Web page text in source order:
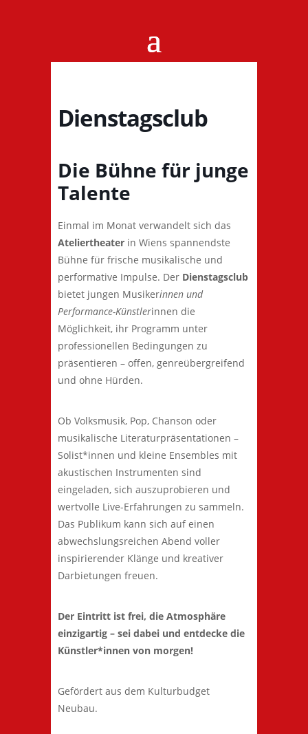
Dienstagsclub
Die Bühne für junge
Talente
Einmal im Monat verwandelt sich das
Ateliertheater in Wiens spannendste
Bühne für frische musikalische und
performative Impulse. Der Dienstagsclub
bietet jungen Musikerinnen und
Performance-Künstlerinnen die
Möglichkeit, ihr Programm unter
professionellen Bedingungen zu
präsentieren – offen, genreübergreifend
und ohne Hürden.
Ob Volksmusik, Pop, Chanson oder
musikalische Literaturpräsentationen –
Solist*innen und kleine Ensembles mit
akustischen Instrumenten sind
eingeladen, sich auszuprobieren und
wertvolle Live-Erfahrungen zu sammeln.
Das Publikum kann sich auf einen
abwechslungsreichen Abend voller
inspirierender Klänge und kreativer
Darbietungen freuen.
Der Eintritt ist frei, die Atmosphäre
einzigartig – sei dabei und entdecke die
Künstler*innen von morgen!
Gefördert aus dem Kulturbudget
Neubau.